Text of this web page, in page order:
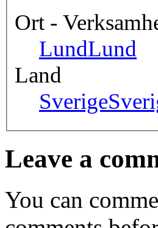
Ort -
LundLund
Land
Sverige
Leave a
You can